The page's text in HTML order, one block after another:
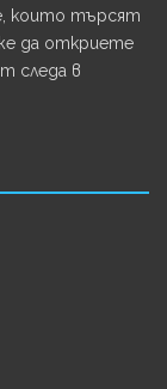
които търсят
да откриете
следа в